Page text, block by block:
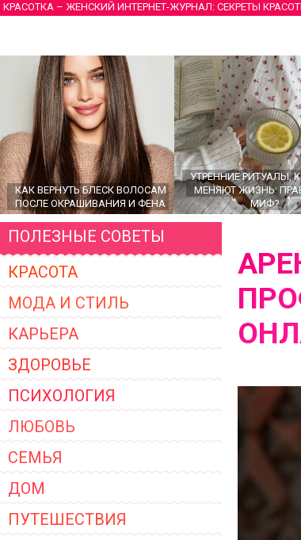
КРАСОТКА – ЖЕНСКИЙ ИНТЕРНЕТ-ЖУРНАЛ: СЕКРЕТЫ
КАК ВЕРНУТЬ БЛЕСК ВОЛОСАМ
ПОСЛЕ ОКРАШИВАНИЯ И ФЕНА
УТРЕННИЕ РИТУАЛЫ,
МЕНЯЮТ ЖИЗНЬ:
МИФ?
ЖЕНСКОЙ ОДЕЖДЫ 2026
ПОЛЕЗНЫЕ СОВЕТЫ
КРАСОТА
МОДА И СТИЛЬ
КАРЬЕРА
ЗДОРОВЬЕ
ПСИХОЛОГИЯ
ЛЮБОВЬ
СЕМЬЯ
ДОМ
ПУТЕШЕСТВИЯ